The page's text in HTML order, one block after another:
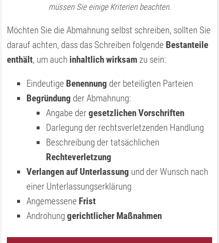
müssen Sie einige Kriterien beachten.
Möchten Sie die Abmahnung selbst schreiben, sollten Sie
darauf achten, dass das Schreiben folgende Bestanteile
enthält, um auch inhaltlich wirksam zu sein:
Eindeutige Benennung der beteiligten Parteien
Begründung der Abmahnung:
Angabe dergesetzlichen Vorschriften
Darlegung der rechtsverletzenden Handlung
Beschreibung der tatsächlichen
Rechteverletzung
Verlangen auf Unterlassung und der Wunsch nach
einer Unterlassungserklärung
Angemessene Frist
Androhunggerichtlicher Maßnahmen